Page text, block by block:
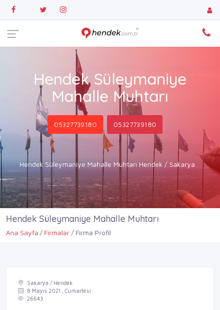
Hendek Süleymaniye
Mahalle Muhtarı
05327739180 05327739180
Hendek Süleymaniye Mahalle Muhtarı Hendek / Sakarya
Hendek Süleymaniye Mahalle Muhtarı
Ana Sayfa Firmalar Firma Profil
Sakarya / Hendek
8 Mayıs 2021 , Cumartesi
26643